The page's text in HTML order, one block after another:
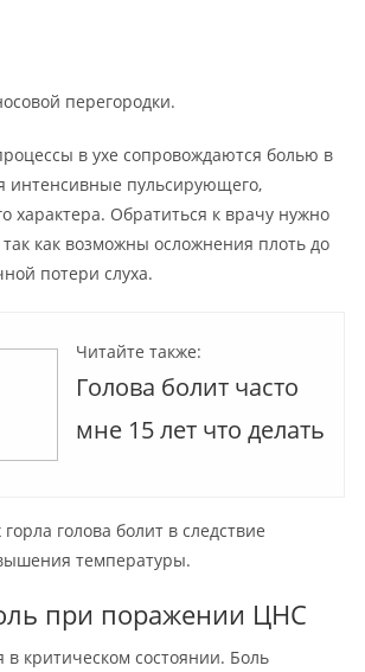
перегородки.
в ухе сопровождаются болью в
интенсивные пульсирующего,
характера. Обратиться к врачу нужно
как возможны осложнения плоть до
потери слуха.
Читайте также:
Голова болит часто
мне 15 лет что делать
голова болит в следствие
температуры.
при поражении ЦНС
в критическом состоянии. Боль